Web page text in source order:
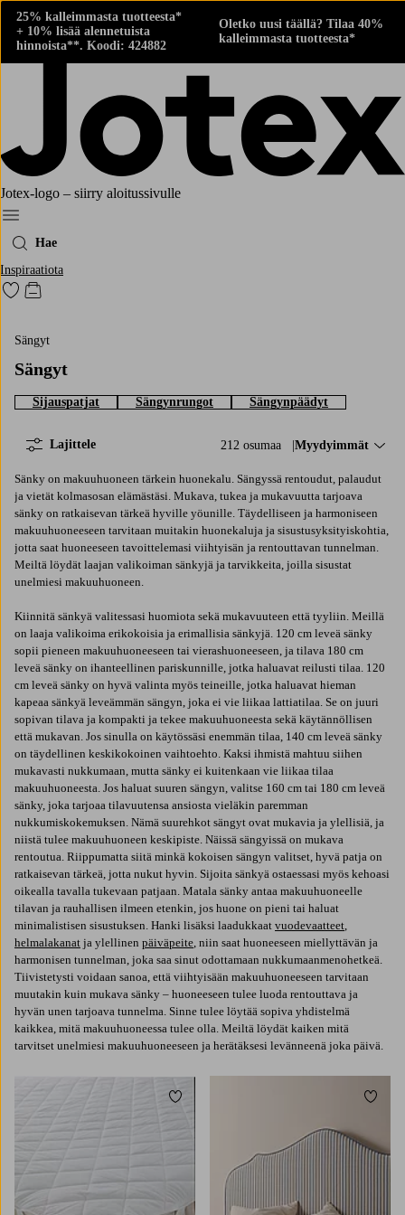
25% kalleimmasta tuotteesta*
+ 10% lisää alennetuista
hinnoista**. Koodi: 424882
Oletko uusi täällä? Tilaa 40%
kalleimmasta tuotteesta*
Jotex-logo – siirry aloitussivulle
Menu
Hae
Inspiraatiota
Siirry merkittyihin suosikkituotteisiin
Siirry ostoskoriin
Sängyt
Sängyt
Sijauspatjat Sängynrungot Sängynpäädyt
212 osumaa Lajittele:
Myydyimmät
Lajittele
Sänky on makuuhuoneen tärkein huonekalu. Sängyssä rentoudut, palaudut
ja vietät kolmasosan elämästäsi. Mukava, tukea ja mukavuutta tarjoava
sänky on ratkaisevan tärkeä hyville yöunille. Täydelliseen ja harmoniseen
makuuhuoneeseen tarvitaan muitakin huonekaluja ja sisustusyksityiskohtia,
jotta saat huoneeseen tavoittelemasi viihtyisän ja rentouttavan tunnelman.
Meiltä löydät laajan valikoiman sänkyjä ja tarvikkeita, joilla sisustat
unelmiesi makuuhuoneen.
Kiinnitä sänkyä valitessasi huomiota sekä mukavuuteen että tyyliin. Meillä
on laaja valikoima erikokoisia ja erimallisia sänkyjä. 120 cm leveä sänky
sopii pieneen makuuhuoneeseen tai vierashuoneeseen, ja tilava 180 cm
leveä sänky on ihanteellinen pariskunnille, jotka haluavat reilusti tilaa. 120
cm leveä sänky on hyvä valinta myös teineille, jotka haluavat hieman
kapeaa sänkyä leveämmän sängyn, joka ei vie liikaa lattiatilaa. Se on juuri
sopivan tilava ja kompakti ja tekee makuuhuoneesta sekä käytännöllisen
että mukavan. Jos sinulla on käytössäsi enemmän tilaa, 140 cm leveä sänky
on täydellinen keskikokoinen vaihtoehto. Kaksi ihmistä mahtuu siihen
mukavasti nukkumaan, mutta sänky ei kuitenkaan vie liikaa tilaa
makuuhuoneesta. Jos haluat suuren sängyn, valitse 160 cm tai 180 cm leveä
sänky, joka tarjoaa tilavuutensa ansiosta vieläkin paremman
nukkumiskokemuksen. Nämä suurehkot sängyt ovat mukavia ja ylellisiä, ja
niistä tulee makuuhuoneen keskipiste. Näissä sängyissä on mukava
rentoutua. Riippumatta siitä minkä kokoisen sängyn valitset, hyvä patja on
ratkaisevan tärkeä, jotta nukut hyvin. Sijoita sänkyä ostaessasi myös kehoasi
oikealla tavalla tukevaan patjaan. Matala sänky antaa makuuhuoneelle
tilavan ja rauhallisen ilmeen etenkin, jos huone on pieni tai haluat
minimalistisen sisustuksen. Hanki lisäksi laadukkaat vuodevaatteet,
helmalakanat ja ylellinen päiväpeite, niin saat huoneeseen miellyttävän ja
harmonisen tunnelman, joka saa sinut odottamaan nukkumaanmenohetkeä.
Tiivistetysti voidaan sanoa, että viihtyisään makuuhuoneeseen tarvitaan
muutakin kuin mukava sänky – huoneeseen tulee luoda rentouttava ja
hyvän unen tarjoava tunnelma. Sinne tulee löytää sopiva yhdistelmä
kaikkea, mitä makuuhuoneessa tulee olla. Meiltä löydät kaiken mitä
tarvitset unelmiesi makuuhuoneeseen ja herätäksesi levänneenä joka päivä.
Lisää suosikkeihin
120X200 140X200
Lisää